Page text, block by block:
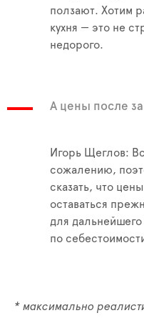
ползают. Хотим
кухня — это не
недорого.
А цены после
Игорь Щеглов:
сожалению,
сказать, что
оставаться
для
по
* максимально